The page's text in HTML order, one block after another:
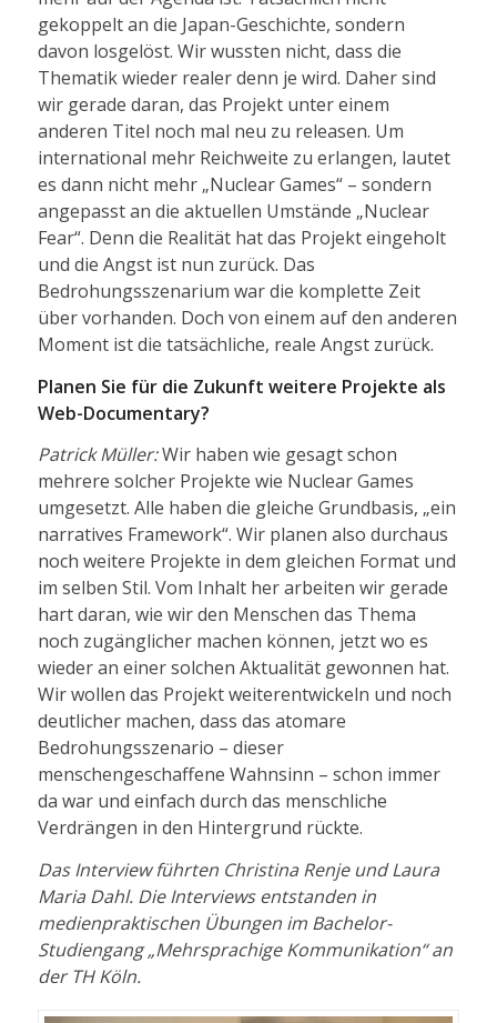
gekoppelt an die Japan-Geschichte, sondern
davon losgelöst. Wir wussten nicht, dass die
Thematik wieder realer denn je wird. Daher sind
wir gerade daran, das Projekt unter einem
anderen Titel noch mal neu zu releasen. Um
international mehr Reichweite zu erlangen, lautet
es dann nicht mehr „Nuclear Games“ – sondern
angepasst an die aktuellen Umstände „Nuclear
Fear“. Denn die Realität hat das Projekt eingeholt
und die Angst ist nun zurück. Das
Bedrohungsszenarium war die komplette Zeit
über vorhanden. Doch von einem auf den anderen
Moment ist die tatsächliche, reale Angst zurück.
Planen Sie für die Zukunft weitere Projekte als
Web-Documentary?
Patrick Müller:Wir haben wie gesagt schon
mehrere solcher Projekte wie Nuclear Games
umgesetzt. Alle haben die gleiche Grundbasis, „ein
narratives Framework“. Wir planen also durchaus
noch weitere Projekte in dem gleichen Format und
im selben Stil. Vom Inhalt her arbeiten wir gerade
hart daran, wie wir den Menschen das Thema
noch zugänglicher machen können, jetzt wo es
wieder an einer solchen Aktualität gewonnen hat.
Wir wollen das Projekt weiterentwickeln und noch
deutlicher machen, dass das atomare
Bedrohungsszenario – dieser
menschengeschaffene Wahnsinn – schon immer
da war und einfach durch das menschliche
Verdrängen in den Hintergrund rückte.
Das Interview führten Christina Renje und Laura
Maria Dahl. Die Interviews entstanden in
medienpraktischen Übungen im Bachelor-
Studiengang „Mehrsprachige Kommunikation“ an
der TH Köln.